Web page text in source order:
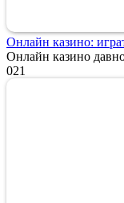
Онлайн казино:
Онлайн казино
021